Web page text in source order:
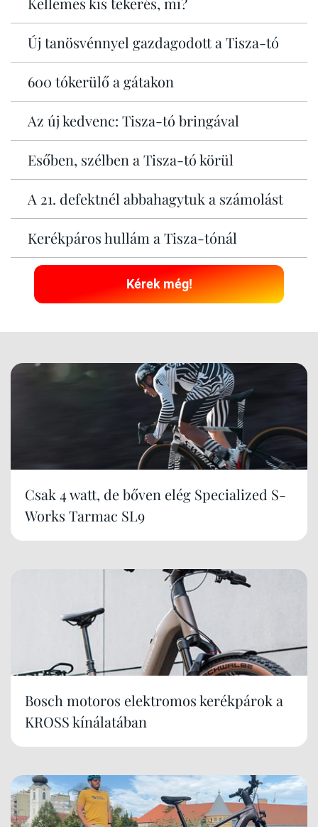
Új tanösvénnyel gazdagodott a Tisza-tó
600 tókerülő a gátakon
Az új kedvenc: Tisza-tó bringával
Esőben, szélben a Tisza-tó körül
A 21. defektnél abbahagytuk a számolást
Kerékpáros hullám a Tisza-tónál
Kérek még!
Csak 4 watt, de bőven elég Specialized S-
Works Tarmac SL9
Bosch motoros elektromos kerékpárok a
KROSS kínálatában